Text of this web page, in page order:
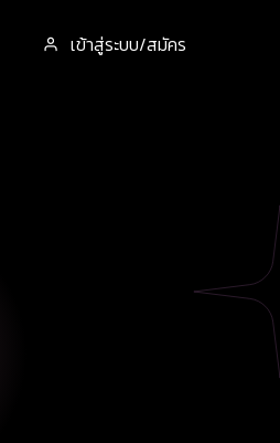
เข้าสู่ระบบ/สมัคร